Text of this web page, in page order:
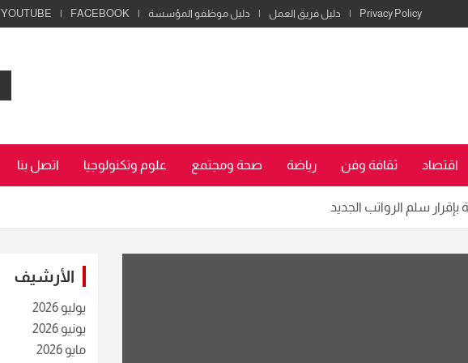
Privacy Policy دليل فريق العمل دليل موظفو المؤسسة FACEBOOK
YOUTUBE
اقتصاد ثقافة وفن رياضة صحة ومجتمع علوم وتكنولوجيا اتصل بنا
سلم الرواتب الجديد
الأرشيف
يوليو 2026
يونيو 2026
مايو 2026